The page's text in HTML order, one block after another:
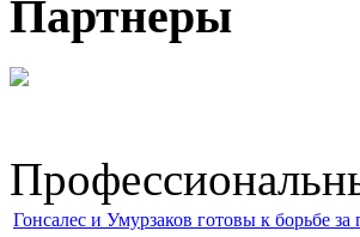
Партнеры
Гонсалес и Умурзаков готовы к борьбе